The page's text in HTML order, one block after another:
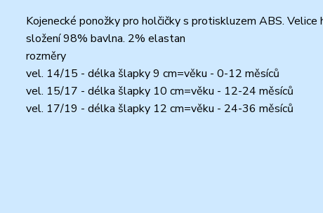
Kojenecké ponožky pro holčičky s protiskluzem ABS.
složení 98% bavlna. 2% elastan
rozměry
vel. 14/15 - délka šlapky 9 cm=věku - 0-12 měsíců
vel. 15/17 - délka šlapky 10 cm=věku - 12-24 měsíců
vel. 17/19 - délka šlapky 12 cm=věku - 24-36 měsíců